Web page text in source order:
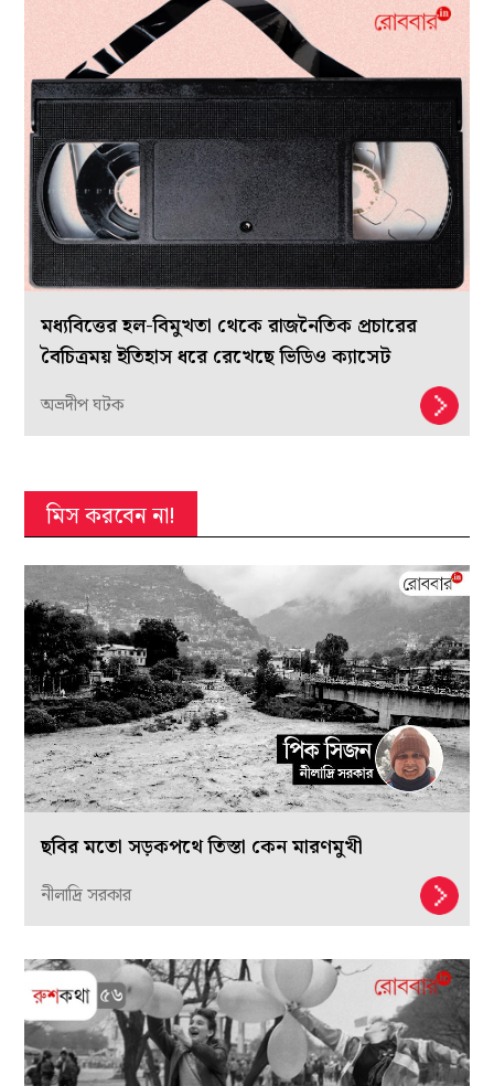
মধ্যবিত্তের হল-বিমুখতা থেকে রাজনৈতিক প্রচারের
বৈচিত্রময় ইতিহাস ধরে রেখেছে ভিডিও ক্যাসেট
অভ্রদীপ ঘটক
মিস করবেন না!
ছবির মতো সড়কপথে তিস্তা কেন মারণমুখী
নীলাদ্রি সরকার